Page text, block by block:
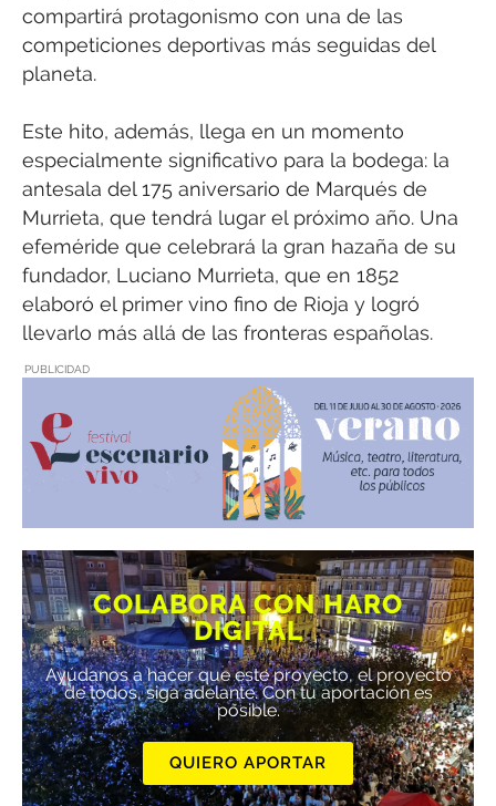
compartirá protagonismo con una de las
competiciones deportivas más seguidas del
planeta.
Este hito, además, llega en un momento
especialmente significativo para la bodega: la
antesala del 175 aniversario de Marqués de
Murrieta, que tendrá lugar el próximo año. Una
efeméride que celebrará la gran hazaña de su
fundador, Luciano Murrieta, que en 1852
elaboró el primer vino fino de Rioja y logró
llevarlo más allá de las fronteras españolas.
PUBLICIDAD
COLABORA CON HARO
DIGITAL
Ayúdanos a hacer que este proyecto, el proyecto
de todos, siga adelante. Con tu aportación es
posible.
QUIERO APORTAR